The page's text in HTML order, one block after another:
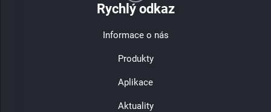
Rychlý odkaz
Informace o nás
Produkty
Aplikace
Aktuality